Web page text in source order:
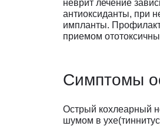
неврит лечение
антиоксиданты, при
импланты.
приемом
Симптомы
Острый кохлеарный
шумом в